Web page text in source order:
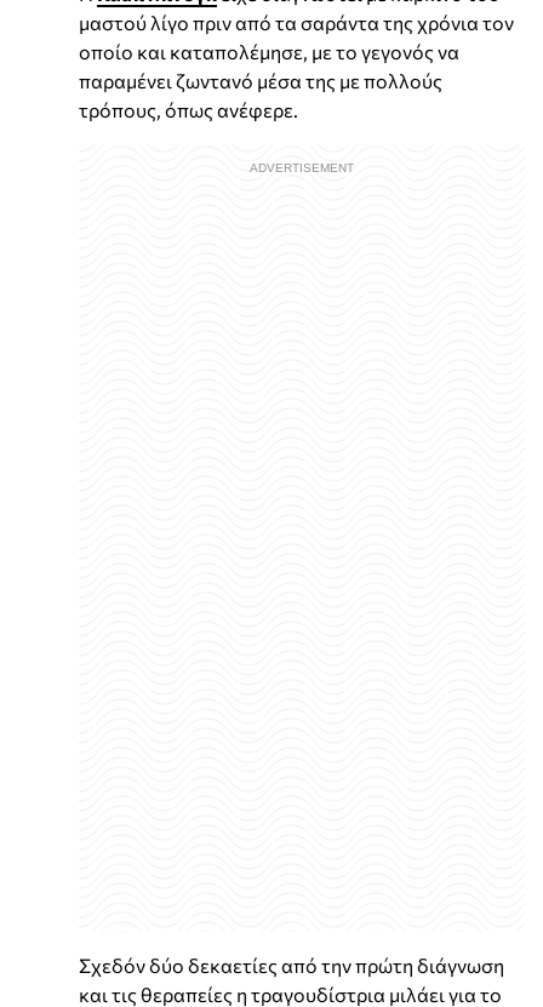
μαστού λίγο πριν από τα σαράντα της χρόνια τον
οποίο και καταπολέμησε, με το γεγονός να
παραμένει ζωντανό μέσα της με πολλούς
τρόπους, όπως ανέφερε.
Σχεδόν δύο δεκαετίες από την πρώτη διάγνωση
και τις θεραπείες η τραγουδίστρια μιλάει για το